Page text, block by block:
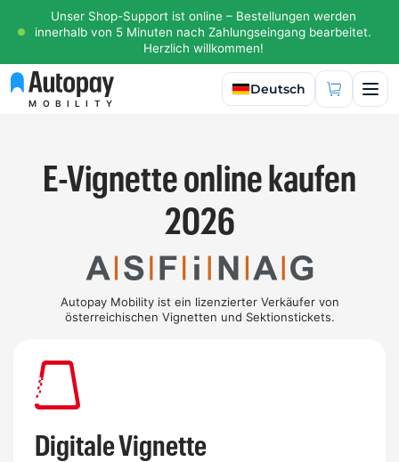
Unser Shop-Support ist online – Bestellungen werden
innerhalb von 5 Minuten nach Zahlungseingang bearbeitet.
Herzlich willkommen!
MOBILITY
Sprache auswählen
Deutsch
E-Vignette online kaufen
2026
Autopay Mobility ist ein lizenzierter Verkäufer von
österreichischen Vignetten und Sektionstickets.
Digitale Vignette